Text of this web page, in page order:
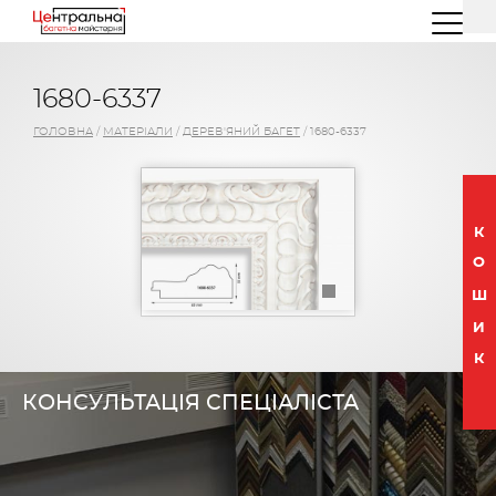
1680-6337
ГОЛОВНА / МАТЕРІАЛИ / ДЕРЕВ'ЯНИЙ БАГЕТ / 1680-6337
К
О
Ш
И
К
КОНСУЛЬТАЦІЯ СПЕЦІАЛІСТА